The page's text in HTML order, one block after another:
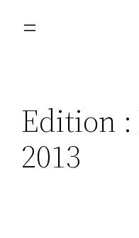
Edition :
2013